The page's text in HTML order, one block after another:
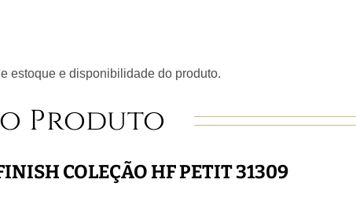
estoque e disponibilidade do produto.
Produto
COLEÇÃO HF PETIT 31309